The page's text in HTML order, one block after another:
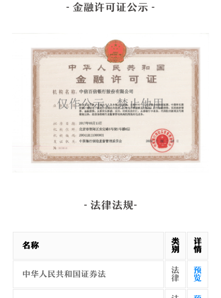
- 金融许可证公示 -
- 法律法规-
名称
类
别
详
情
中华人民共和国证券法
法
律
预
览